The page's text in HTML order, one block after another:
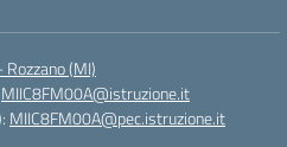
(MI)
MIIC8FM00A@istruzione.it
MIIC8FM00A@pec.istruzione.it